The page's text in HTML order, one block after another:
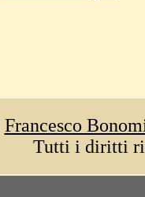
Francesco
Tutti i diritti